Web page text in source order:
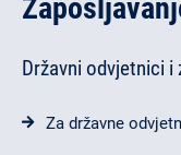
Državni odvjetnici
Za državne